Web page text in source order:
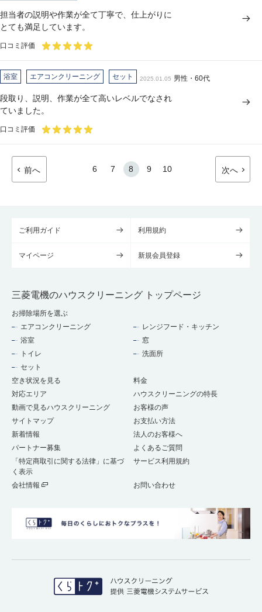
担当者の説明や作業が全て丁寧で、仕上がりに
とても満足しています。
口コミ評価
浴室 エアコンクリーニング セット 2025.01.05 男性・60代
段取り、説明、作業が全て高いレベルでなされ
ていました。
口コミ評価
前へ 6 7 8 9 10 次へ
ご利用ガイド 利用規約
マイページ 新規会員登録
三菱電機のハウスクリーニング トップページ
お掃除場所を選ぶ
エアコンクリーニング
レンジフード・キッチン
浴室
窓
トイレ
洗面所
セット
空き状況を見る
料金
対応エリア
ハウスクリーニングの特長
動画で見るハウスクリーニング
お客様の声
サイトマップ
お支払い方法
新着情報
法人のお客様へ
パートナー募集
よくあるご質問
「特定商取引に関する法律」に基づ
く表示
サービス利用規約
会社情報 お問い合わせ